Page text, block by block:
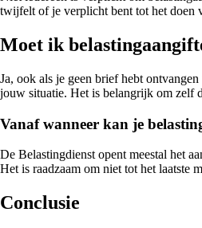
twijfelt of je verplicht bent tot het doen
Moet ik
Ja, ook als je geen brief hebt
jouw situatie. Het is belangrijk om zelf
Vanaf wanneer kan je
De Belastingdienst opent meestal het
Het is raadzaam om niet tot het laatste
Conclusie